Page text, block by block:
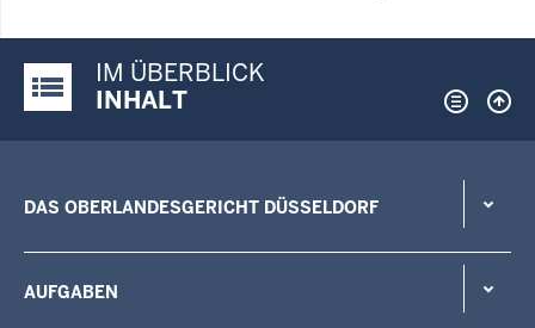
Justiz-Portal im Überblick:
IM ÜBERBLICK
INHALT
DAS OBERLANDESGERICHT DÜSSELDORF
AUFGABEN